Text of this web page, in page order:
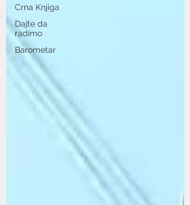
Crna Knjiga
Dajte da
radimo
Barometar